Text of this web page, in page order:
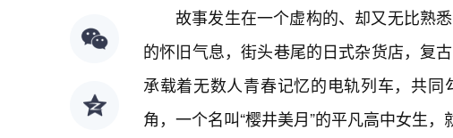
故事发生在一个虚构的、却又无比熟
的怀旧气息，街头巷尾的日式杂货店，复
承载着无数人青春记忆的电轨列车，共
角，一个名叫“樱井美月”的平凡高中女生，